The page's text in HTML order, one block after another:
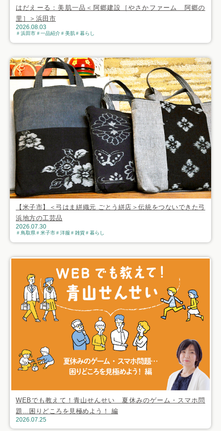
はだえーる：美肌一品＜阿郷建設［やさかファーム 阿郷の
里］＞浜田市
2026.08.03
浜田市 一品紹介 美肌 暮らし
【米子市】＜弓はま絣織元 ごとう絣店＞伝統をつないできた弓
浜地方の工芸品
2026.07.30
鳥取県 米子市 洋服 雑貨 暮らし
WEBでも教えて！青山せんせい 夏休みのゲーム・スマホ問
題…困りどころを見極めよう！ 編
2026.07.25